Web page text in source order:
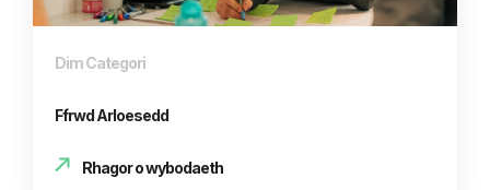
Dim Categori
Rhagor o wybodaeth